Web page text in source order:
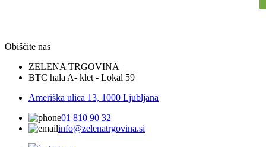
Obiščite nas
ZELENA TRGOVINA
BTC hala A- klet - Lokal 59
Ameriška ulica 13, 1000 Ljubljana
01 810 90 32
info@zelenatrgovina.si